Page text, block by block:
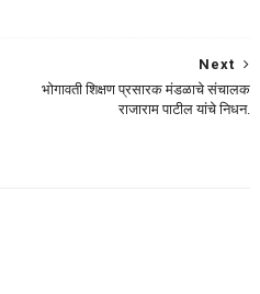
Next
भोगावती शिक्षण प्रसारक मंडळाचे संचालक
राजाराम पाटील यांचे निधन.